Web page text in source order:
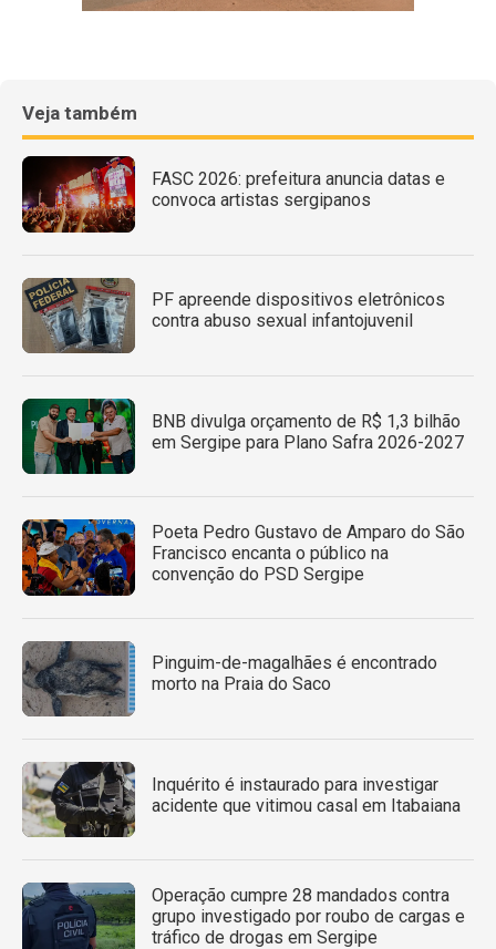
Veja também
FASC 2026: prefeitura anuncia datas e
convoca artistas sergipanos
PF apreende dispositivos eletrônicos
contra abuso sexual infantojuvenil
BNB divulga orçamento de R$ 1,3 bilhão
em Sergipe para Plano Safra 2026-2027
Poeta Pedro Gustavo de Amparo do São
Francisco encanta o público na
convenção do PSD Sergipe
Pinguim-de-magalhães é encontrado
morto na Praia do Saco
Inquérito é instaurado para investigar
acidente que vitimou casal em Itabaiana
Operação cumpre 28 mandados contra
grupo investigado por roubo de cargas e
tráfico de drogas em Sergipe